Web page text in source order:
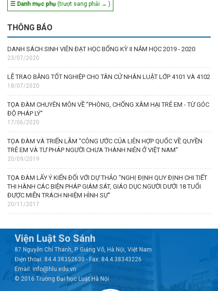
☰ Danh mục phụ (trượt sang phải → )
THÔNG BÁO
DANH SÁCH SINH VIÊN ĐẠT HỌC BỔNG KỲ II NĂM HỌC 2019 - 2020
23/07/2020
LỄ TRAO BẰNG TỐT NGHIỆP CHO TÂN CỬ NHÂN LUẬT LỚP 4101 VÀ 4102
18/07/2020
TỌA ĐÀM CHUYÊN MÔN VỀ "PHÒNG, CHỐNG XÂM HẠI TRẺ EM - TỪ GÓC
ĐỘ PHÁP LÝ"
17/06/2020
TỌA ĐÀM VÀ TRIỂN LÃM "CÔNG ƯỚC CỦA LIÊN HỢP QUỐC VỀ QUYỀN
TRẺ EM VÀ TƯ PHÁP NGƯỜI CHƯA THÀNH NIÊN Ở VIỆT NAM"
20/09/2019
TỌA ĐÀM LẤY Ý KIẾN ĐỐI VỚI DỰ THẢO "NGHỊ ĐỊNH QUY ĐỊNH CHI TIẾT
THI HÀNH CÁC BIỆN PHÁP GIÁM SÁT, GIÁO DỤC NGƯỜI DƯỚI 18 TUỔI
ĐƯỢC MIỄN TRÁCH NHIỆM HÌNH SỰ"
20/11/2017
Viện Luật So Sánh
87 Nguyễn Chí Thanh, P. Giảng Võ, Hà Nội, Việt Nam
Điện thoại: 84.4.38352630 - Fax: 84.4.38343226
Email: info@hlu.edu.vn
© 2016 Trường Đại học Luật Hà Nội